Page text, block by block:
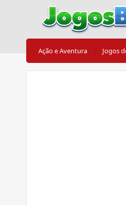
Ação e Aventura Jogos